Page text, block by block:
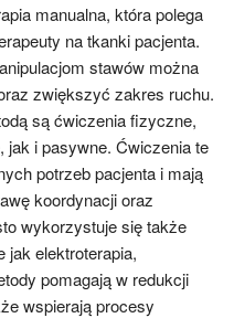
manualna, która polega
na tkanki pacjenta.
stawów można
zwiększyć zakres ruchu.
są ćwiczenia fizyczne,
i pasywne. Ćwiczenia te
potrzeb pacjenta i mają
koordynacji oraz
wykorzystuje się także
jak elektroterapia,
pomagają w redukcji
wspierają procesy